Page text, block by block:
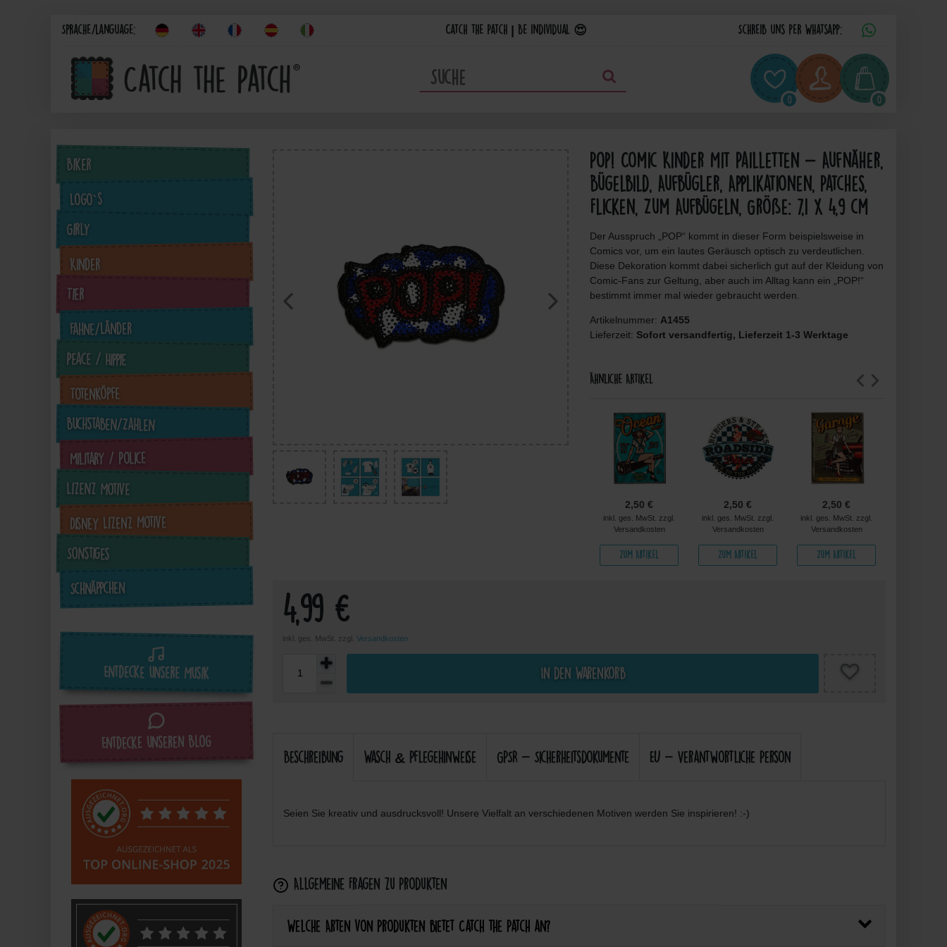
Sprache/Language: Catch the Patch | Be individual 😍 Schreib uns per Whatsapp:
0 0
Biker
Logo`s
Girly
Kinder
Tier
Fahne/Länder
Peace / Hippie
Totenköpfe
Buchstaben/Zahlen
Military / Police
Lizenz Motive
Disney Lizenz Motive
Sonstiges
Schnäppchen
Entdecke unsere Musik
Entdecke unseren Blog
Pop! Comic Kinder Mit Pailletten - Aufnäher,
Bügelbild, Aufbügler, Applikationen, Patches,
Flicken, Zum Aufbügeln, Größe: 7,1 x 4,9 cm
Der Ausspruch „POP“ kommt in dieser Form beispielsweise in
Comics vor, um ein lautes Geräusch optisch zu verdeutlichen.
Diese Dekoration kommt dabei sicherlich gut auf der Kleidung von
Comic-Fans zur Geltung, aber auch im Alltag kann ein „POP!“
bestimmt immer mal wieder gebraucht werden.
Artikelnummer: A1455
Lieferzeit: Sofort versandfertig, Lieferzeit 1-3 Werktage
Ähnliche Artikel
3,50 €
inkl. ges. MwSt. zzgl.
Versandkosten
3,64 €
inkl. ges. MwSt. zzgl.
Versandkosten
3,64 € 2,50 €
inkl. ges. MwSt. zzgl.
Versandkosten
Zum Artikel
2,50 €
inkl. ges. MwSt. zzgl.
Versandkosten
Zum Artikel
2,50 €
inkl. ges. MwSt. zzgl.
Versandkosten
Zum Artikel
4,99 €
inkl. ges. MwSt. zzgl. Versandkosten
In den Warenkorb
Beschreibung Wasch & Pflegehinweise GPSR - Sicherheitsdokumente EU - Verantwortliche Person
Seien Sie kreativ und ausdrucksvoll! Unsere Vielfalt an verschiedenen Motiven werden Sie inspirieren! :-)
Allgemeine Fragen zu Produkten
Welche Arten von Produkten bietet Catch the Patch an?